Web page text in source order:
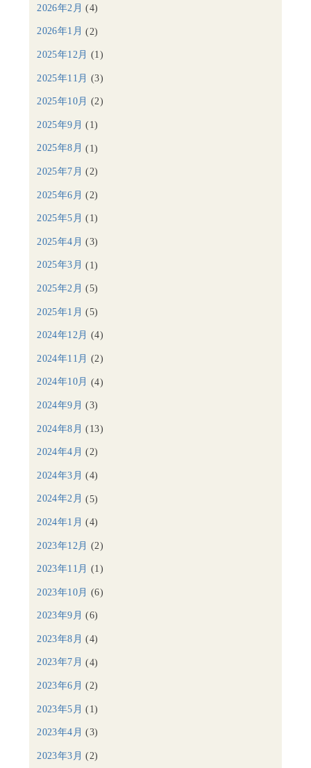
2026年2月 (4)
2026年1月 (2)
2025年12月 (1)
2025年11月 (3)
2025年10月 (2)
2025年9月 (1)
2025年8月 (1)
2025年7月 (2)
2025年6月 (2)
2025年5月 (1)
2025年4月 (3)
2025年3月 (1)
2025年2月 (5)
2025年1月 (5)
2024年12月 (4)
2024年11月 (2)
2024年10月 (4)
2024年9月 (3)
2024年8月 (13)
2024年4月 (2)
2024年3月 (4)
2024年2月 (5)
2024年1月 (4)
2023年12月 (2)
2023年11月 (1)
2023年10月 (6)
2023年9月 (6)
2023年8月 (4)
2023年7月 (4)
2023年6月 (2)
2023年5月 (1)
2023年4月 (3)
2023年3月 (2)